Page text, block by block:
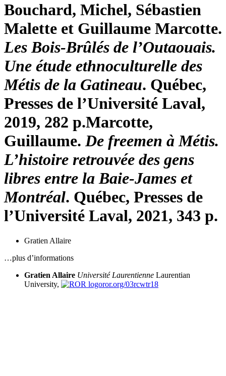
Bouchard, Michel, Sébastien
Malette et Guillaume Marcotte.
Les Bois-Brûlés de l’Outaouais.
Une étude ethnoculturelle des
Métis de la Gatineau. Québec,
Presses de l’Université Laval,
2019, 282 p.Marcotte,
Guillaume. De freemen à Métis.
L’histoire retrouvée des gens
libres entre la Baie-James et
Montréal. Québec, Presses de
l’Université Laval, 2021, 343 p.
Gratien Allaire
…plus d’informations
Gratien Allaire Université Laurentienne Laurentian
University,
ror.org/03rcwtr18